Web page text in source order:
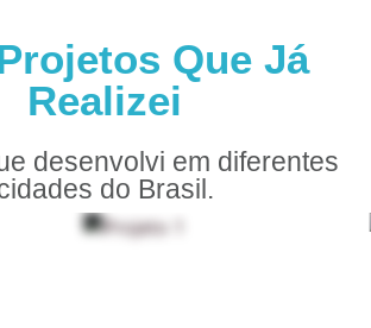
Que Já
Realizei
desenvolvi em diferentes
do Brasil.